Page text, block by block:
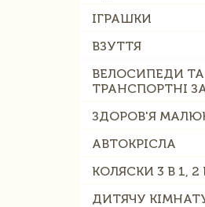
ІГРАШКИ
ВЗУТТЯ
ВЕЛОСИПЕДИ ТА
ТРАНСПОРТНІ
ЗДОРОВ'Я
АВТОКРІСЛА
КОЛЯСКИ 3 В 1, 2
ДИТЯЧУ